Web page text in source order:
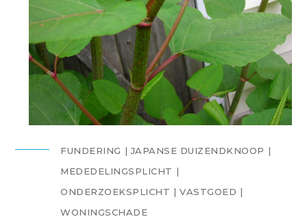
FUNDERING
JAPANSE DUIZENDKNOOP
MEDEDELINGSPLICHT
ONDERZOEKSPLICHT
VASTGOED
WONINGSCHADE